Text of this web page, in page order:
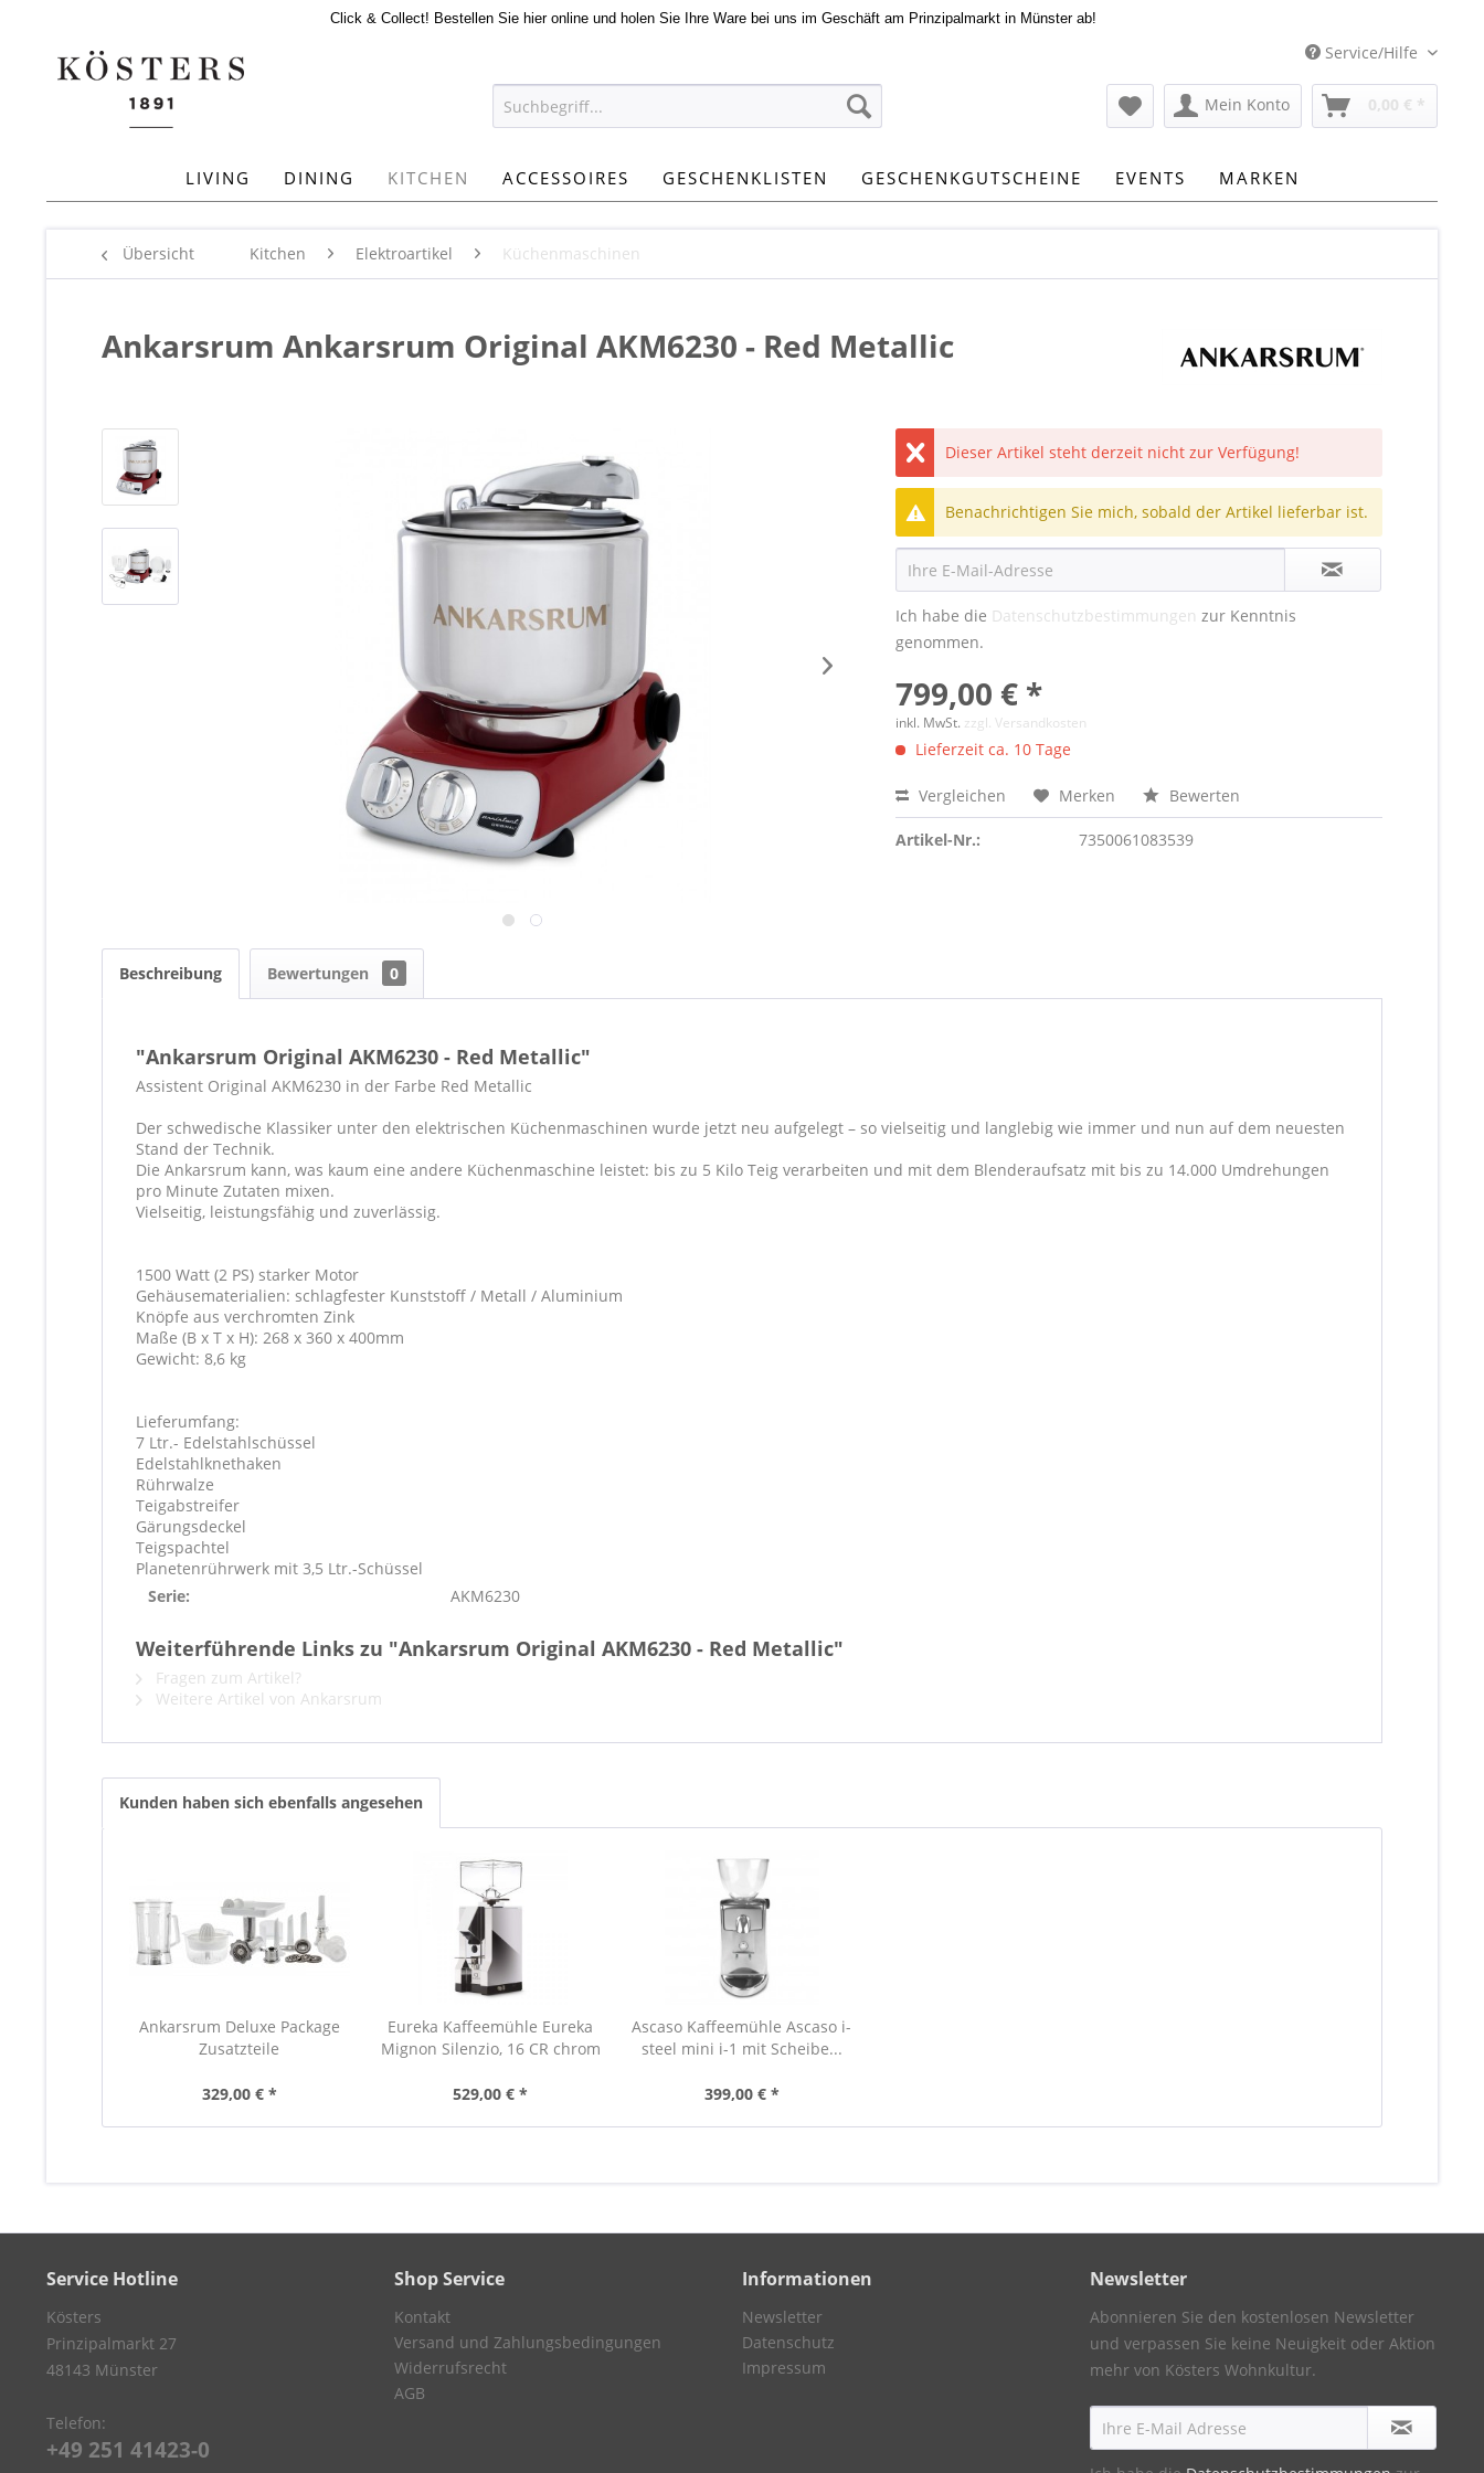
Click & Collect! Bestellen Sie hier online und holen Sie Ihre Ware bei uns im Geschäft am Prinzipalmarkt in Münster ab!
Service/Hilfe
Mein Konto 0,00 € *
LIVING DINING KITCHEN ACCESSOIRES GESCHENKLISTEN GESCHENKGUTSCHEINE EVENTS MARKEN
Übersicht Kitchen Elektroartikel Küchenmaschinen
Ankarsrum Ankarsrum Original AKM6230 - Red Metallic
Dieser Artikel steht derzeit nicht zur Verfügung!
Benachrichtigen Sie mich, sobald der Artikel lieferbar ist.
Ich habe die Datenschutzbestimmungen zur Kenntnis
genommen.
799,00 € *
inkl. MwSt. zzgl. Versandkosten
Lieferzeit ca. 10 Tage
Vergleichen Merken Bewerten
Artikel-Nr.: 7350061083539
Beschreibung Bewertungen 0
"Ankarsrum Original AKM6230 - Red Metallic"
Assistent Original AKM6230 in der Farbe Red Metallic
Der schwedische Klassiker unter den elektrischen Küchenmaschinen wurde jetzt neu aufgelegt – so vielseitig und langlebig wie immer und nun auf dem neuesten
Stand der Technik.
Die Ankarsrum kann, was kaum eine andere Küchenmaschine leistet: bis zu 5 Kilo Teig verarbeiten und mit dem Blenderaufsatz mit bis zu 14.000 Umdrehungen
pro Minute Zutaten mixen.
Vielseitig, leistungsfähig und zuverlässig.
1500 Watt (2 PS) starker Motor
Gehäusematerialien: schlagfester Kunststoff / Metall / Aluminium
Knöpfe aus verchromten Zink
Maße (B x T x H): 268 x 360 x 400mm
Gewicht: 8,6 kg
Lieferumfang:
7 Ltr.- Edelstahlschüssel
Edelstahlknethaken
Rührwalze
Teigabstreifer
Gärungsdeckel
Teigspachtel
Planetenrührwerk mit 3,5 Ltr.-Schüssel
Serie:
AKM6230
Weiterführende Links zu "Ankarsrum Original AKM6230 - Red Metallic"
Fragen zum Artikel?
Weitere Artikel von Ankarsrum
Kunden haben sich ebenfalls angesehen
Ankarsrum Deluxe Package
Zusatzteile
329,00 € *
Eureka Kaffeemühle Eureka
Mignon Silenzio, 16 CR chrom
529,00 € *
Ascaso Kaffeemühle Ascaso i-
steel mini i-1 mit Scheibe...
399,00 € *
Service Hotline
Kösters
Prinzipalmarkt 27
48143 Münster
Telefon:
+49 251 41423-0
Shop Service
Kontakt
Versand und Zahlungsbedingungen
Widerrufsrecht
AGB
Informationen
Newsletter
Datenschutz
Impressum
Newsletter
Abonnieren Sie den kostenlosen Newsletter
und verpassen Sie keine Neuigkeit oder Aktion
mehr von Kösters Wohnkultur.